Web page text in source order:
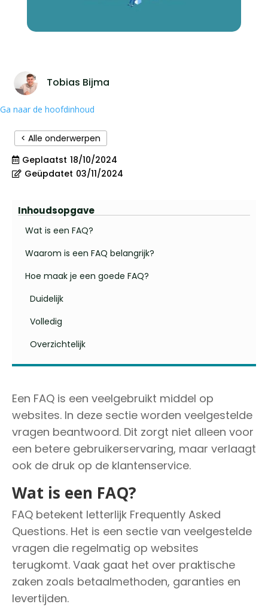
Tobias Bijma
Ga naar de hoofdinhoud
< Alle onderwerpen
Geplaatst 18/10/2024
Geüpdatet 03/11/2024
Inhoudsopgave
Wat is een FAQ?
Waarom is een FAQ belangrijk?
Hoe maak je een goede FAQ?
Duidelijk
Volledig
Overzichtelijk
Een FAQ is een veelgebruikt middel op
websites. In deze sectie worden veelgestelde
vragen beantwoord. Dit zorgt niet alleen voor
een betere gebruikerservaring, maar verlaagt
ook de druk op de klantenservice.
Wat is een FAQ?
FAQ betekent letterlijk Frequently Asked
Questions. Het is een sectie van veelgestelde
vragen die regelmatig op websites
terugkomt. Vaak gaat het over praktische
zaken zoals betaalmethoden, garanties en
levertijden.